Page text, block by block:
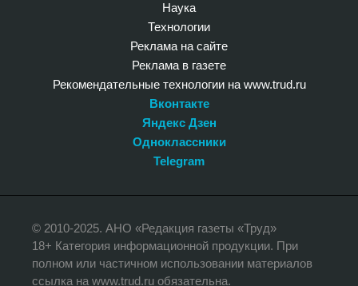
Наука
Технологии
Реклама на сайте
Реклама в газете
Рекомендательные технологии на www.trud.ru
Вконтакте
Яндекс Дзен
Одноклассники
Telegram
© 2010-2025. АНО «Редакция газеты «Труд»
18+ Категория информационной продукции. При
полном или частичном использовании материалов
ссылка на www.trud.ru обязательна.